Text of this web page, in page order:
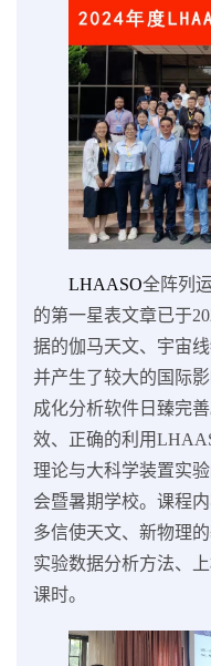
LHAASO全阵列
的第一星表文章已于
据的伽马天文、宇宙
并产生了较大的国际
成化分析软件日臻完
效、正确的利用
理论与大科学装置实
会暨暑期学校。课程
多信使天文、新物理
实验数据分析方法、
课时。